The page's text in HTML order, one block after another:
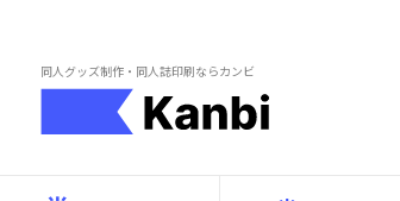
同人グッズ制作・同人誌印刷ならカンビ